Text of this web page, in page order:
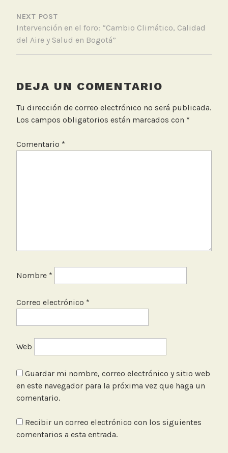
,
o
,
Z
n
NEXT POST
Intervención en el foro: “Cambio Climático, Calidad
del Aire y Salud en Bogotá”
DEJA UN COMENTARIO
Tu dirección de correo electrónico no será publicada.
Los campos obligatorios están marcados con *
Comentario *
Nombre *
Correo electrónico *
Web
Guardar mi nombre, correo electrónico y sitio web
en este navegador para la próxima vez que haga un
comentario.
Recibir un correo electrónico con los siguientes
comentarios a esta entrada.